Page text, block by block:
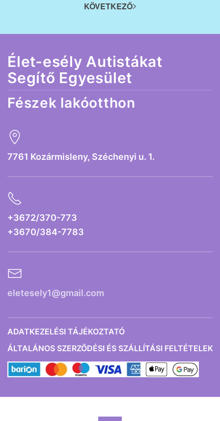
KÖVETKEZŐ
Élet-esély Autistákat
Segítő Egyesület
Fészek lakóotthon
7761 Kozármisleny, Széchenyi u. 1.
+3672/370-773
+3670/384-7783
eletesely1@gmail.com
ADATKEZELÉSI TÁJÉKOZTATÓ
ÁLTALÁNOS SZERZŐDÉSI ÉS SZÁLLÍTÁSI FELTÉTELEK